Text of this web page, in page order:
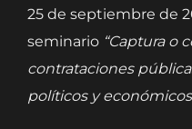
25 de septiembre de
seminario “Captura o
contrataciones
políticos y